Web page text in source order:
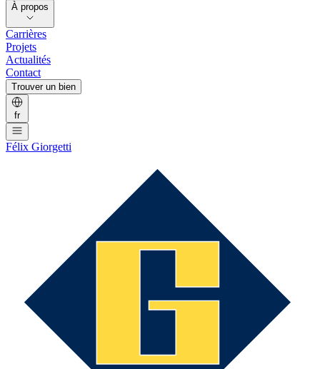
À propos
Carrières
Projets
Actualités
Contact
Trouver un bien
fr
Félix Giorgetti